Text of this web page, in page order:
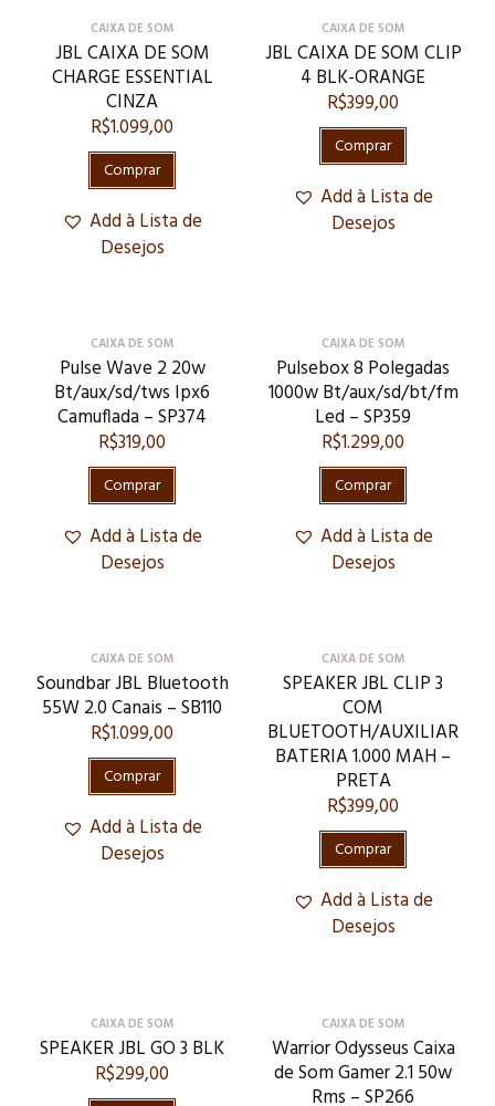
CAIXA DE SOM
JBL CAIXA DE SOM
CHARGE ESSENTIAL
CINZA
R$1.099,00
Comprar
Add à Lista de
Desejos
CAIXA DE SOM
JBL CAIXA DE SOM CLIP
4 BLK-ORANGE
R$399,00
Comprar
Add à Lista de
Desejos
CAIXA DE SOM
Pulse Wave 2 20w
Bt/aux/sd/tws Ipx6
Camuflada – SP374
R$319,00
Comprar
Add à Lista de
Desejos
CAIXA DE SOM
Pulsebox 8 Polegadas
1000w Bt/aux/sd/bt/fm
Led – SP359
R$1.299,00
Comprar
Add à Lista de
Desejos
CAIXA DE SOM
Soundbar JBL Bluetooth
55W 2.0 Canais – SB110
R$1.099,00
Comprar
Add à Lista de
Desejos
CAIXA DE SOM
SPEAKER JBL CLIP 3
COM
BLUETOOTH/AUXILIAR
BATERIA 1.000 MAH –
PRETA
R$399,00
Comprar
Add à Lista de
Desejos
CAIXA DE SOM
SPEAKER JBL GO 3 BLK
R$299,00
CAIXA DE SOM
Warrior Odysseus Caixa
de Som Gamer 2.1 50w
Rms – SP266